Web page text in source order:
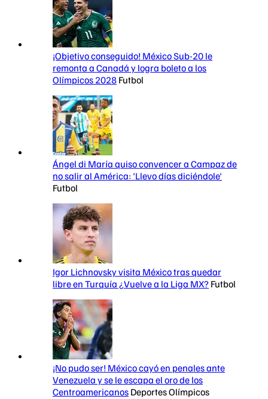
¡Objetivo conseguido! México Sub-20 le
remonta a Canadá y logra boleto a los
Olímpicos 2028 Futbol
Ángel di María quiso convencer a Campaz de
no salir al América: 'Llevo días diciéndole'
Futbol
Igor Lichnovsky visita México tras quedar
libre en Turquía ¿Vuelve a la Liga MX? Futbol
¡No pudo ser! México cayó en penales ante
Venezuela y se le escapa el oro de los
Centroamericanos Deportes Olímpicos